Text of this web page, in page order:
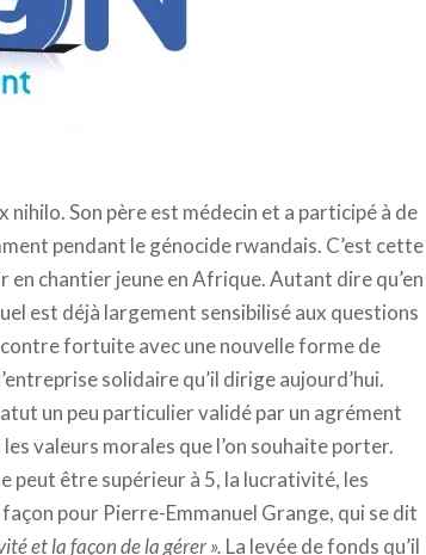
Son père est médecin et a participé à de
pendant le génocide rwandais. C’est cette
chantier jeune en Afrique. Autant dire qu’en
est déjà largement sensibilisé aux questions
fortuite avec une nouvelle forme de
solidaire qu’il dirige aujourd’hui.
un peu particulier validé par un agrément
valeurs morales que l’on souhaite porter.
peut être supérieur à 5, la lucrativité, les
pour Pierre-Emmanuel Grange, qui se dit
et la façon de la gérer ». La levée de fonds qu’il